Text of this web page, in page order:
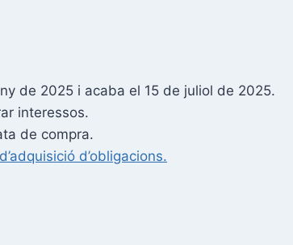
de 2025 i acaba el 15 de juliol de 2025.
interessos.
de compra.
d’obligacions.